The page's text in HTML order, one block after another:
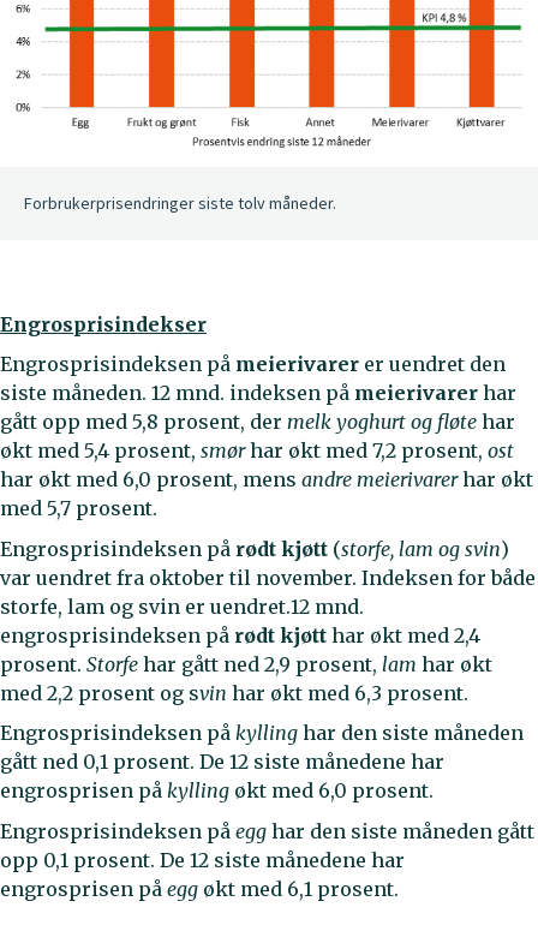
Forbrukerprisendringer siste tolv måneder.
Engrosprisindekser
Engrosprisindeksen på meierivarer er uendret den
siste måneden. 12 mnd. indeksen på meierivarer har
gått opp med 5,8 prosent, der melk yoghurt og fløte har
økt med 5,4 prosent, smørhar økt med 7,2 prosent, ost
har økt med 6,0 prosent, mens andre meierivarerhar økt
med 5,7 prosent.
Engrosprisindeksen på rødt kjøtt (storfe, lam og svin)
var uendret fra oktober til november. Indeksen for både
storfe, lam og svin er uendret.12 mnd.
engrosprisindeksen på rødt kjøtt har økt med 2,4
prosent. Storfe har gått ned 2,9 prosent, lam har økt
med 2,2 prosent og svin har økt med 6,3 prosent.
Engrosprisindeksen på kylling har den siste måneden
gått ned 0,1 prosent. De 12 siste månedene har
engrosprisen på kylling økt med 6,0 prosent.
Engrosprisindeksen på egg har den siste måneden gått
opp 0,1 prosent. De 12 siste månedene har
engrosprisen på egg økt med 6,1 prosent.